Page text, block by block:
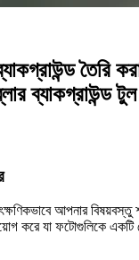
তৈরি
ব্যাকগ্রাউন্ড টুল
আপনার
করে যা ফটোগুলিকে একটি